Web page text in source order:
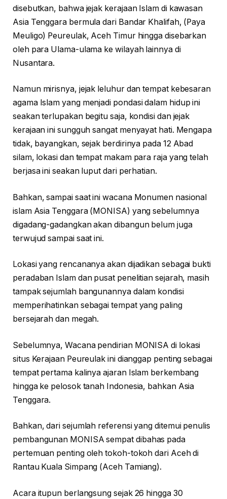
disebutkan, bahwa jejak kerajaan Islam di kawasan
Asia Tenggara bermula dari Bandar Khalifah, (Paya
Meuligo) Peureulak, Aceh Timur hingga disebarkan
oleh para Ulama-ulama ke wilayah lainnya di
Nusantara.
Namun mirisnya, jejak leluhur dan tempat kebesaran
agama Islam yang menjadi pondasi dalam hidup ini
seakan terlupakan begitu saja, kondisi dan jejak
kerajaan ini sungguh sangat menyayat hati. Mengapa
tidak, bayangkan, sejak berdirinya pada 12 Abad
silam, lokasi dan tempat makam para raja yang telah
berjasa ini seakan luput dari perhatian.
Bahkan, sampai saat ini wacana Monumen nasional
islam Asia Tenggara (MONISA) yang sebelumnya
digadang-gadangkan akan dibangun belum juga
terwujud sampai saat ini.
Lokasi yang rencananya akan dijadikan sebagai bukti
peradaban Islam dan pusat penelitian sejarah, masih
tampak sejumlah bangunannya dalam kondisi
memperihatinkan sebagai tempat yang paling
bersejarah dan megah.
Sebelumnya, Wacana pendirian MONISA di lokasi
situs Kerajaan Peureulak ini dianggap penting sebagai
tempat pertama kalinya ajaran Islam berkembang
hingga ke pelosok tanah Indonesia, bahkan Asia
Tenggara.
Bahkan, dari sejumlah referensi yang ditemui penulis
pembangunan MONISA sempat dibahas pada
pertemuan penting oleh tokoh-tokoh dari Aceh di
Rantau Kuala Simpang (Aceh Tamiang).
Acara itupun berlangsung sejak 26 hingga 30